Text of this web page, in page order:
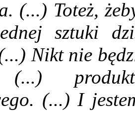
(...) Toteż,
sztuki
Nikt nie
(...) I